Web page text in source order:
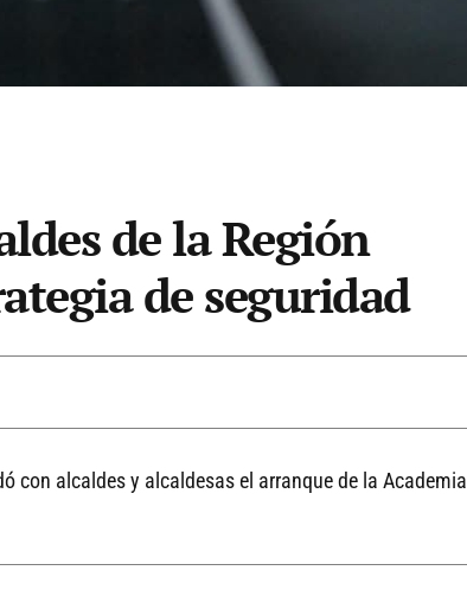
de la Región
de seguridad
con alcaldes y alcaldesas el arranque de la Academia